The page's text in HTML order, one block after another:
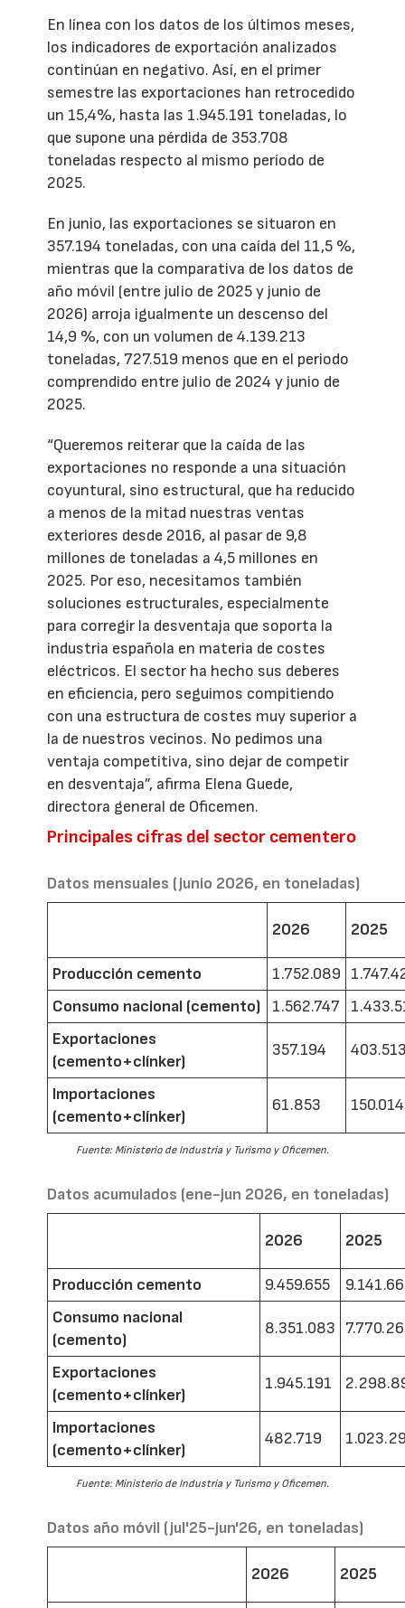
En línea con los datos de los últimos meses,
los indicadores de exportación analizados
continúan en negativo. Así, en el primer
semestre las exportaciones han retrocedido
un 15,4%, hasta las 1.945.191 toneladas, lo
que supone una pérdida de 353.708
toneladas respecto al mismo período de
2025.
En junio, las exportaciones se situaron en
357.194 toneladas, con una caída del 11,5 %,
mientras que la comparativa de los datos de
año móvil (entre julio de 2025 y junio de
2026) arroja igualmente un descenso del
14,9 %, con un volumen de 4.139.213
toneladas, 727.519 menos que en el periodo
comprendido entre julio de 2024 y junio de
2025.
“Queremos reiterar que la caída de las
exportaciones no responde a una situación
coyuntural, sino estructural, que ha reducido
a menos de la mitad nuestras ventas
exteriores desde 2016, al pasar de 9,8
millones de toneladas a 4,5 millones en
2025. Por eso, necesitamos también
soluciones estructurales, especialmente
para corregir la desventaja que soporta la
industria española en materia de costes
eléctricos. El sector ha hecho sus deberes
en eficiencia, pero seguimos compitiendo
con una estructura de costes muy superior a
la de nuestros vecinos. No pedimos una
ventaja competitiva, sino dejar de competir
en desventaja”, afirma Elena Guede,
directora general de Oficemen.
Principales cifras del sector cementero
Datos mensuales (junio 2026, en toneladas)
2026 2025
Producción cemento 1.752.089
Consumo nacional (cemento)
1.562.747
Exportaciones
(cemento+clínker)
357.194
Importaciones
(cemento+clínker)
61.853 150.014
Fuente: Ministerio de Industria y Turismo y Oficemen.
Datos acumulados (ene-jun 2026, en toneladas)
2026 2025
Producción cemento 9.459.655
Consumo nacional
(cemento)
8.351.083
Exportaciones
(cemento+clínker)
1.945.191
Importaciones
(cemento+clínker)
482.719
Fuente: Ministerio de Industria y Turismo y Oficemen.
Datos año móvil (jul'25-jun'26, en toneladas)
2026 2025